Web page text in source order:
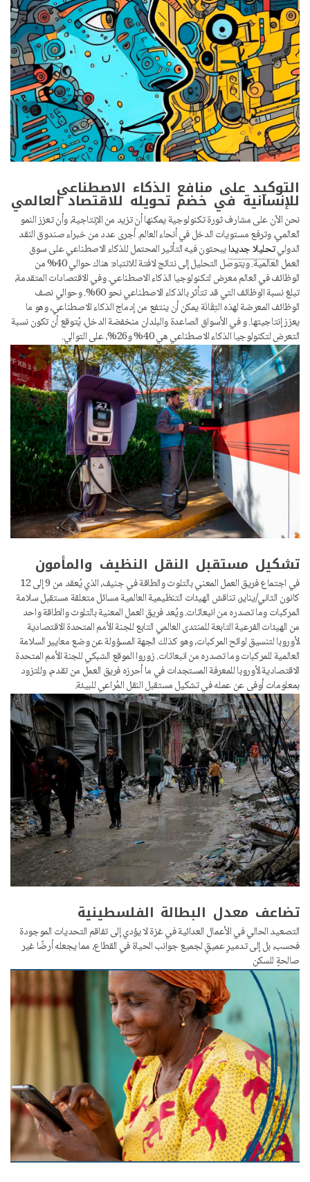
التوكيد على منافع الذكاء الاصطناعي
للإنسانية في خضم تحويله للاقتصاد العالمي
نحن الآن على مشارف ثورة تكنولوجية يمكنها أن تزيد من الإنتاجية، وأن تعزز النمو
العالمي، وترفع مستويات الدخل في أنحاء العالم. أجرى عدد من خبراء صندوق النقد
الدوليتحليلا جديدايبحثون فيه التأثير المحتمل للذكاء الاصطناعي على سوق
العمل العالمية. ويتوصل التحليل إلى نتائج لافتة للانتباه: هناك حوالي 40% من
الوظائف في العالم معرض لتكنولوجيا الذكاء الاصطناعي. وفي الاقتصادات المتقدمة،
تبلغ نسبة الوظائف التي قد تتأثر بالذكاء الاصطناعي نحو 60%. وحوالي نصف
الوظائف المعرضة لهذه التِقَانَة يمكن أن ينتفع من إدماج الذكاء الاصطناعي، وهو ما
يعزز إنتاجيتها. و في الأسواق الصاعدة والبلدان منخفضة الدخل، يُتوقع أن تكون نسبة
التعرض لتكنولوجيا الذكاء الاصطناعي هي 40% و26%، على التوالي.
تشكيل مستقبل النقل النظيف والمأمون
في اجتماع فريق العمل المعني بالتلوث والطاقة في جنيف، الذي يُعقد من 9 إلى 12
كانون الثاني/يناير، تناقش الهيئات التنظيمية العالمية مسائل متعلقة مستقبل سلامة
المركبات وما تصدره من انبعاثات. ويُعد فريق العمل المعنية بالتلوث والطاقة واحد
من الهيئات الفرعية التابعة للمنتدى العالمي التابع للجنة الأمم المتحدة الاقتصادية
لأوروبا لتنسيق لوائح المركبات، وهو كذلك الجهة المسؤولة عن وضع معايير السلامة
العالمية للمركبات وما تصدره من انبعاثات. زوروا الموقع الشبكي للجنة الأمم المتحدة
الاقتصادية لأوروبا للمعرفة المستجدات في ما أحرزه فريق العمل من تقدم، وللتزود
بمعلومات أوفى عن عمله في تشكيل مستقبل النقل المُراعي للبيئة.
تضاعف معدل البطالة الفلسطينية
التصعيد الحالي في الأعمال العدائية في غزة لا يؤدي إلى تفاقم التحديات الموجودة
فحسب، بل إلى تدميرٍ عميقٍ لجميع جوانب الحياة في القطاع، مما يجعله أرضًا غير
صالحةٍ للسكن